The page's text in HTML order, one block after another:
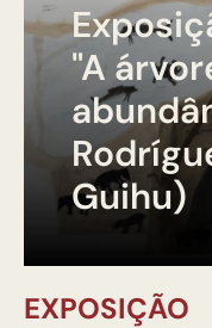
"A
Guihu)
EXPOSIÇÃO